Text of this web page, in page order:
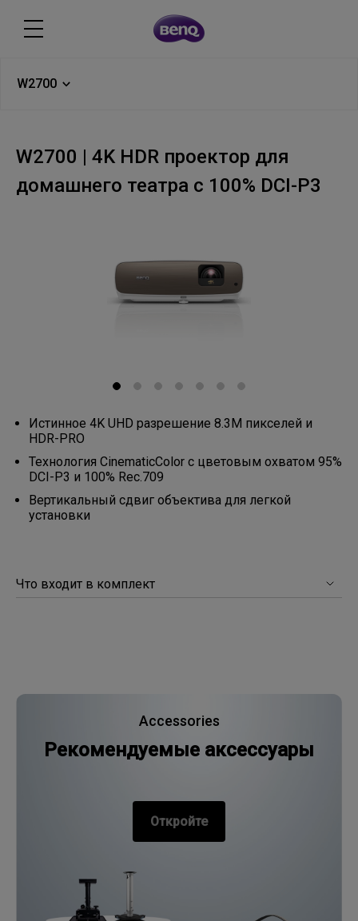
W2700
W2700 | 4K HDR проектор для
домашнего театра с 100% DCI-P3
Истинное 4K UHD разрешение 8.3М пикселей и
HDR-PRO
Технология CinematicColor с цветовым охватом 95%
DCI-P3 и 100% Rec.709
Вертикальный сдвиг объектива для легкой
установки
Что входит в комплект
Accessories
Рекомендуемые аксессуары
Откройте